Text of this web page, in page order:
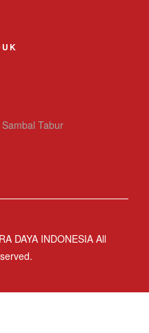
Tabur
DAYA INDONESIA All